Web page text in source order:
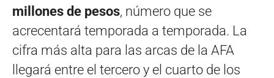
millones de pesos, número que se
acrecentará temporada a temporada. La
cifra más alta para las arcas de la AFA
llegará entre el tercero y el cuarto de los